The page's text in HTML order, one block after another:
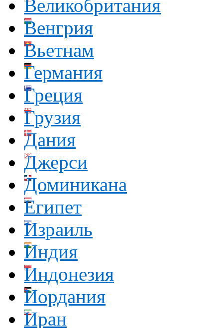
Великобритания
Венгрия
Вьетнам
Германия
Греция
Грузия
Дания
Джерси
Доминикана
Египет
Израиль
Индия
Индонезия
Иордания
Иран